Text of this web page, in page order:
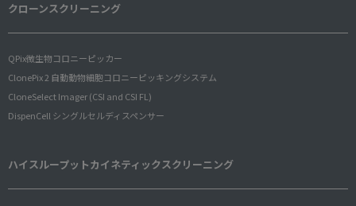
クローンスクリーニング
QPix微生物コロニーピッカー
ClonePix 2 自動動物細胞コロニーピッキングシステム
CloneSelect Imager (CSI and CSI FL)
DispenCell シングルセルディスペンサー
ハイスループットカイネティックスクリーニング